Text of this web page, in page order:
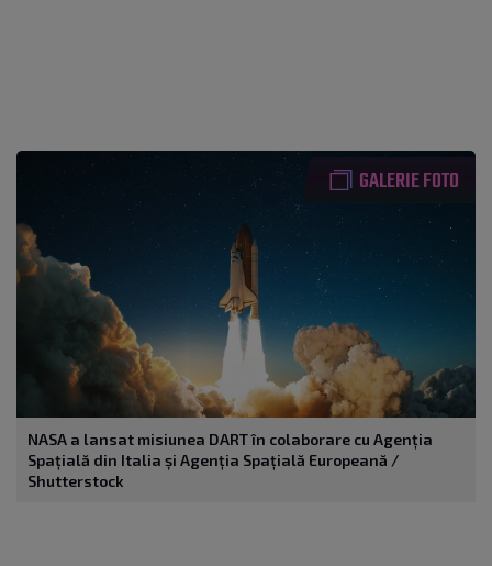
GALERIE FOTO
NASA a lansat misiunea DART în colaborare cu Agenția
Spațială din Italia și Agenția Spațială Europeană /
Shutterstock